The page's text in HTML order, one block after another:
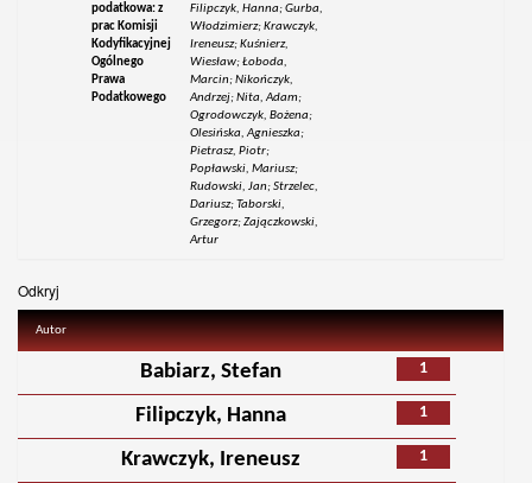
podatkowa: z
prac Komisji
Kodyfikacyjnej
Ogólnego
Prawa
Podatkowego
Filipczyk, Hanna; Gurba,
Włodzimierz; Krawczyk,
Ireneusz; Kuśnierz,
Wiesław; Łoboda,
Marcin; Nikończyk,
Andrzej; Nita, Adam;
Ogrodowczyk, Bożena;
Olesińska, Agnieszka;
Pietrasz, Piotr;
Popławski, Mariusz;
Rudowski, Jan; Strzelec,
Dariusz; Taborski,
Grzegorz; Zajączkowski,
Artur
Odkryj
Autor
1
Babiarz, Stefan
1
Filipczyk, Hanna
1
Krawczyk, Ireneusz